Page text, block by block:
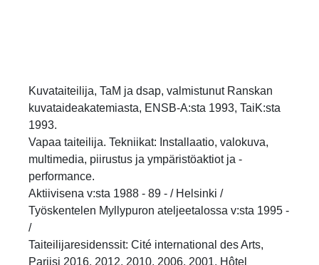
Kuvataiteilija, TaM ja dsap, valmistunut Ranskan
kuvataideakatemiasta, ENSB-A:sta 1993, TaiK:sta
1993.
Vapaa taiteilija. Tekniikat: Installaatio, valokuva,
multimedia, piirustus ja ympäristöaktiot ja -
performance.
Aktiivisena v:sta 1988 - 89 - / Helsinki /
Työskentelen Myllypuron ateljeetalossa v:sta 1995 -
/
Taiteilijaresidenssit: Cité international des Arts,
Pariisi 2016, 2012, 2010, 2006, 2001, Hôtel